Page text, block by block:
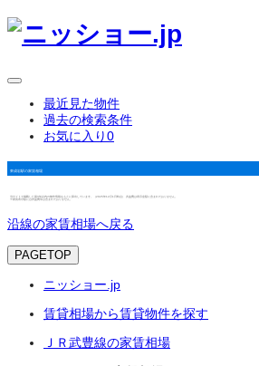
最近見た物件
過去の検索条件
お気に入り0
東成岩駅の家賃相場
当サイトで掲載した築3年以内の物件情報をもとに算出しています。（2025年12月1日時点） 共益費は表示金額に含まれておりません。
※家賃表示額には共益費等は含まれておりません。
沿線の家賃相場へ戻る
PAGETOP
ニッショー.jp
賃貸相場から賃貸物件を探す
ＪＲ武豊線の家賃相場